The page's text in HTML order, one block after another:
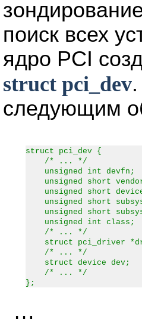
поиск всех
ядро PCI
struct pci_dev
следующим
struct pci_dev {
/* ... */
unsigned int devfn;
unsigned short
unsigned short
unsigned short
unsigned short
unsigned int class;
/* ... */
struct pci_driver
/* ... */
struct device dev;
/* ... */
};